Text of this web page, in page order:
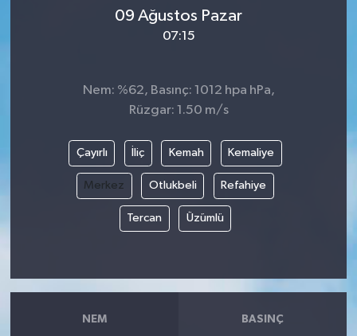
09 Ağustos Pazar
07:15
Nem: %62, Basınç: 1012 hpa hPa,
Rüzgar: 1.50 m/s
Çayırlı İliç Kemah Kemaliye
Merkez Otlukbeli Refahiye
Tercan Üzümlü
NEM BASINÇ